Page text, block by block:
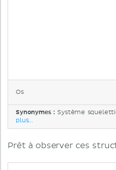
Os
Synonymes :Système
plus...
Prêt à observer ces